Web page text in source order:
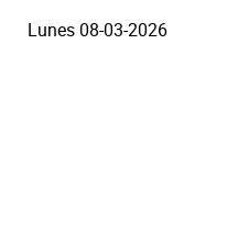
Lunes 08-03-2026